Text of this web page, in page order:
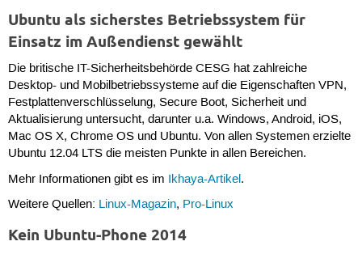
Ubuntu als sicherstes Betriebssystem für
Einsatz im Außendienst gewählt
Die britische IT-Sicherheitsbehörde CESG hat zahlreiche
Desktop- und Mobilbetriebssysteme auf die Eigenschaften VPN,
Festplattenverschlüsselung, Secure Boot, Sicherheit und
Aktualisierung untersucht, darunter u.a. Windows, Android, iOS,
Mac OS X, Chrome OS und Ubuntu. Von allen Systemen erzielte
Ubuntu 12.04 LTS die meisten Punkte in allen Bereichen.
Mehr Informationen gibt es im Ikhaya-Artikel.
Weitere Quellen: Linux-Magazin, Pro-Linux
Kein Ubuntu-Phone 2014